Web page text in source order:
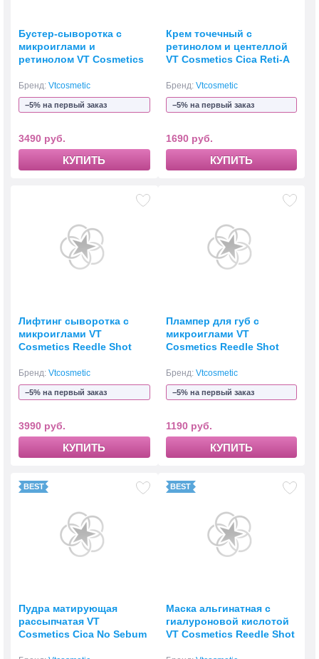
Бустер-сыворотка с
микроиглами и
ретинолом VT Cosmetics
Бренд: Vtcosmetic
−5% на первый заказ
3490 руб.
КУПИТЬ
Крем точечный с
ретинолом и центеллой
VT Cosmetics Cica Reti-A
Бренд: Vtcosmetic
−5% на первый заказ
1690 руб.
КУПИТЬ
Лифтинг сыворотка с
микроиглами VT
Cosmetics Reedle Shot
Бренд: Vtcosmetic
−5% на первый заказ
3990 руб.
КУПИТЬ
Плампер для губ с
микроиглами VT
Cosmetics Reedle Shot
Бренд: Vtcosmetic
−5% на первый заказ
1190 руб.
КУПИТЬ
Пудра матирующая
рассыпчатая VT
Cosmetics Cica No Sebum
Маска альгинатная с
гиалуроновой кислотой
VT Cosmetics Reedle Shot